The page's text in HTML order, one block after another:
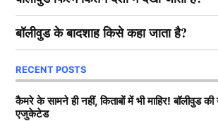
बॉलीवुड के बादशाह किसे कहा जाता है?
RECENT POSTS
कैमरे के सामने ही नहीं, किताबों में भी माहिर! बॉलीवुड
एजुकेटेड